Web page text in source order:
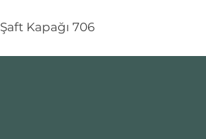
Şaft Kapağı 706